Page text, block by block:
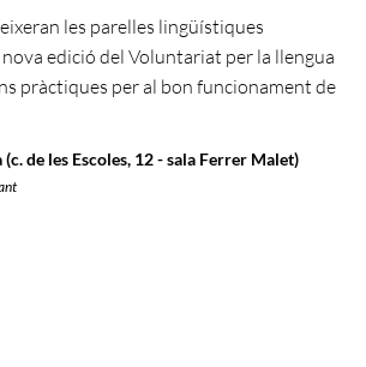
les parelles lingüístiques
edició del Voluntariat per la llengua
pràctiques per al bon funcionament de
(c. de les Escoles, 12 - sala Ferrer Malet)